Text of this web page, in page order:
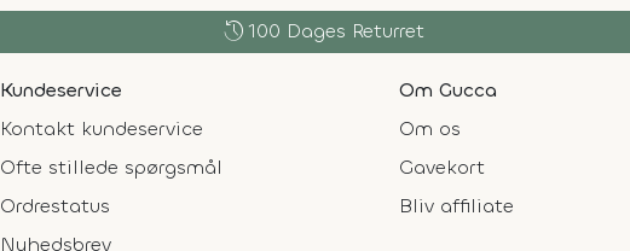
history 100 Dages Returret
Kundeservice
Kontakt kundeservice
Ofte stillede spørgsmål
Ordrestatus
Nyhedsbrev
Om Gucca
Om os
Gavekort
Bliv affiliate